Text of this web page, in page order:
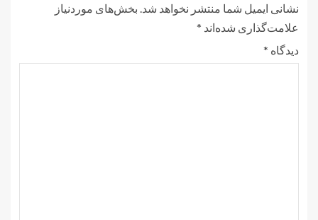
نشانی ایمیل شما منتشر نخواهد شد. بخش‌های موردنیاز
علامت‌گذاری شده‌اند *
دیدگاه *